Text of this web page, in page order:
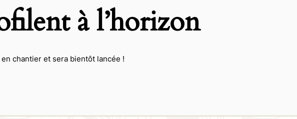
à l’horizon
chantier et sera bientôt lancée !